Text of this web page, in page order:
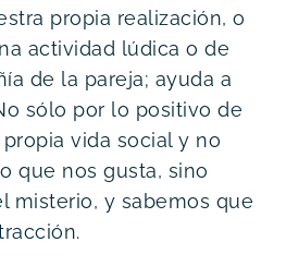
propia realización, o
actividad lúdica o de
de la pareja; ayuda a
sólo por lo positivo de
vida social y no
que nos gusta, sino
misterio, y sabemos que